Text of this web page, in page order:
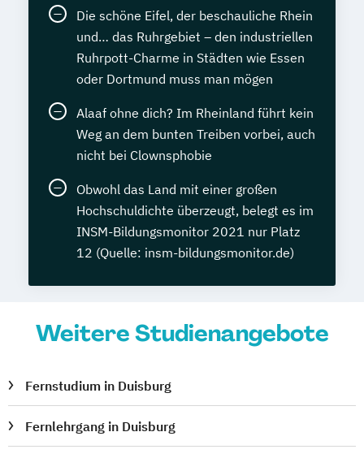
Die schöne Eifel, der beschauliche Rhein
und… das Ruhrgebiet – den industriellen
Ruhrpott-Charme in Städten wie Essen
oder Dortmund muss man mögen
Alaaf ohne dich? Im Rheinland führt kein
Weg an dem bunten Treiben vorbei, auch
nicht bei Clownsphobie
Obwohl das Land mit einer großen
Hochschuldichte überzeugt, belegt es im
INSM-Bildungsmonitor 2021 nur Platz
12 (Quelle: insm-bildungsmonitor.de)
Weitere Studienangebote
Fernstudium in Duisburg
Fernlehrgang in Duisburg